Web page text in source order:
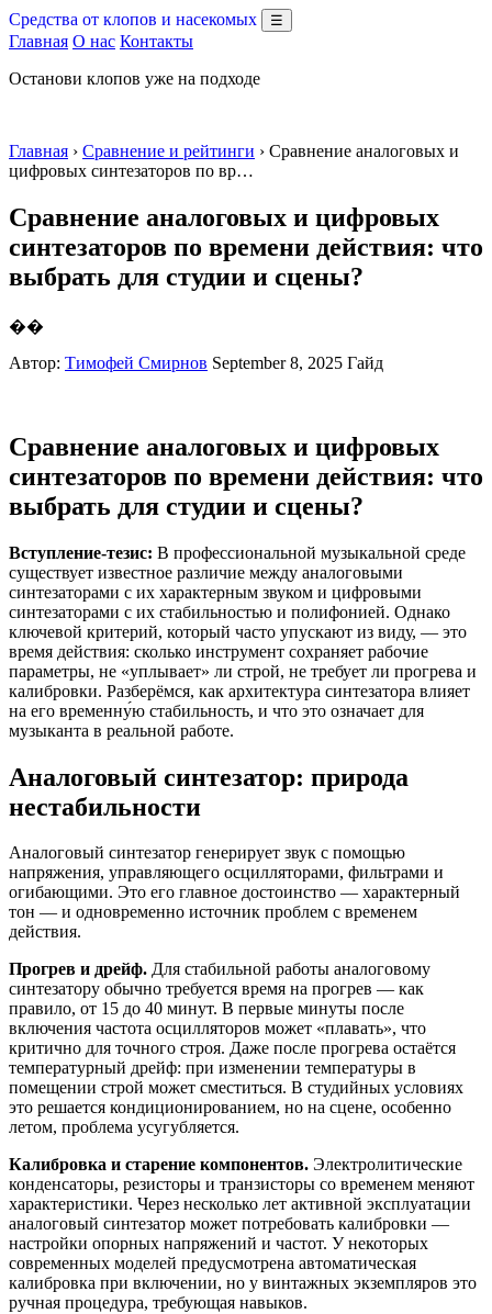
Средства от клопов и насекомых ☰
Главная О нас Контакты
Останови клопов уже на подходе
Главная › Сравнение и рейтинги › Сравнение аналоговых и
цифровых синтезаторов по вр…
Сравнение аналоговых и цифровых
синтезаторов по времени действия: что
выбрать для студии и сцены?
��
Автор: Тимофей Смирнов September 8, 2025 Гайд
Сравнение аналоговых и цифровых
синтезаторов по времени действия: что
выбрать для студии и сцены?
Вступление-тезис: В профессиональной музыкальной среде
существует известное различие между аналоговыми
синтезаторами с их характерным звуком и цифровыми
синтезаторами с их стабильностью и полифонией. Однако
ключевой критерий, который часто упускают из виду, — это
время действия: сколько инструмент сохраняет рабочие
параметры, не «уплывает» ли строй, не требует ли прогрева и
калибровки. Разберёмся, как архитектура синтезатора влияет
на его временну́ю стабильность, и что это означает для
музыканта в реальной работе.
Аналоговый синтезатор: природа
нестабильности
Аналоговый синтезатор генерирует звук с помощью
напряжения, управляющего осцилляторами, фильтрами и
огибающими. Это его главное достоинство — характерный
тон — и одновременно источник проблем с временем
действия.
Прогрев и дрейф. Для стабильной работы аналоговому
синтезатору обычно требуется время на прогрев — как
правило, от 15 до 40 минут. В первые минуты после
включения частота осцилляторов может «плавать», что
критично для точного строя. Даже после прогрева остаётся
температурный дрейф: при изменении температуры в
помещении строй может сместиться. В студийных условиях
это решается кондиционированием, но на сцене, особенно
летом, проблема усугубляется.
Калибровка и старение компонентов. Электролитические
конденсаторы, резисторы и транзисторы со временем меняют
характеристики. Через несколько лет активной эксплуатации
аналоговый синтезатор может потребовать калибровки —
настройки опорных напряжений и частот. У некоторых
современных моделей предусмотрена автоматическая
калибровка при включении, но у винтажных экземпляров это
ручная процедура, требующая навыков.